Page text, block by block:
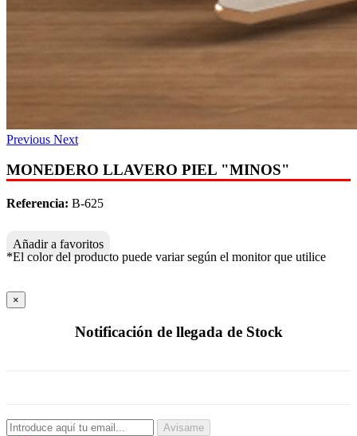
Previous Next
MONEDERO LLAVERO PIEL "MINOS"
Referencia: B-625
Añadir a favoritos
*El color del producto puede variar según el monitor que utilice
×
Notificación de llegada de Stock
Avisame